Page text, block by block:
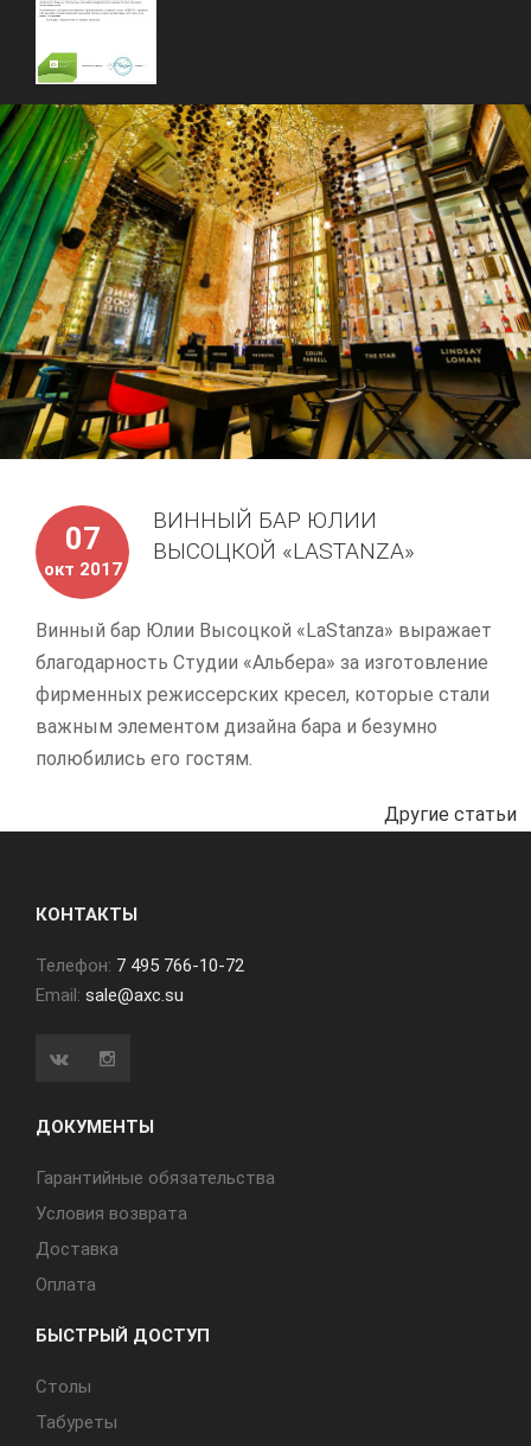
07
окт 2017
ВИННЫЙ БАР ЮЛИИ
ВЫСОЦКОЙ «LASTANZA»
Винный бар Юлии Высоцкой «LaStanza» выражает
благодарность Студии «Альбера» за изготовление
фирменных режиссерских кресел, которые стали
важным элементом дизайна бара и безумно
полюбились его гостям.
Другие статьи
КОНТАКТЫ
Телефон: 7 495 766-10-72
Email: sale@axc.su
ДОКУМЕНТЫ
Гарантийные обязательства
Условия возврата
Доставка
Оплата
БЫСТРЫЙ ДОСТУП
Cтолы
Табуреты